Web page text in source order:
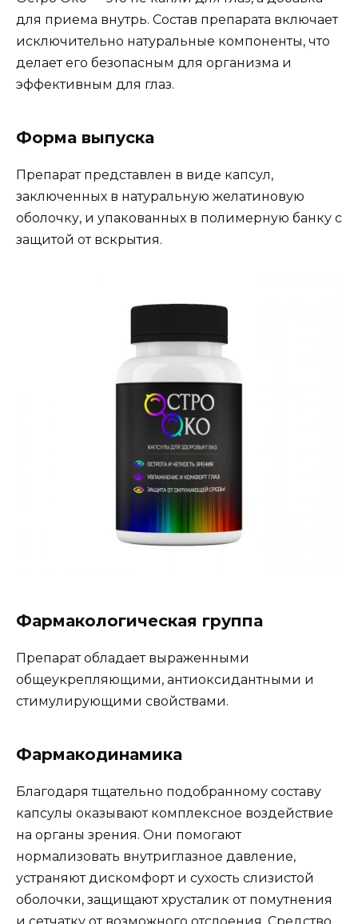
для приема внутрь. Состав препарата включает
исключительно натуральные компоненты, что
делает его безопасным для организма и
эффективным для глаз.
Форма выпуска
Препарат представлен в виде капсул,
заключенных в натуральную желатиновую
оболочку, и упакованных в полимерную банку с
защитой от вскрытия.
Фармакологическая группа
Препарат обладает выраженными
общеукрепляющими, антиоксидантными и
стимулирующими свойствами.
Фармакодинамика
Благодаря тщательно подобранному составу
капсулы оказывают комплексное воздействие
на органы зрения. Они помогают
нормализовать внутриглазное давление,
устраняют дискомфорт и сухость слизистой
оболочки, защищают хрусталик от помутнения